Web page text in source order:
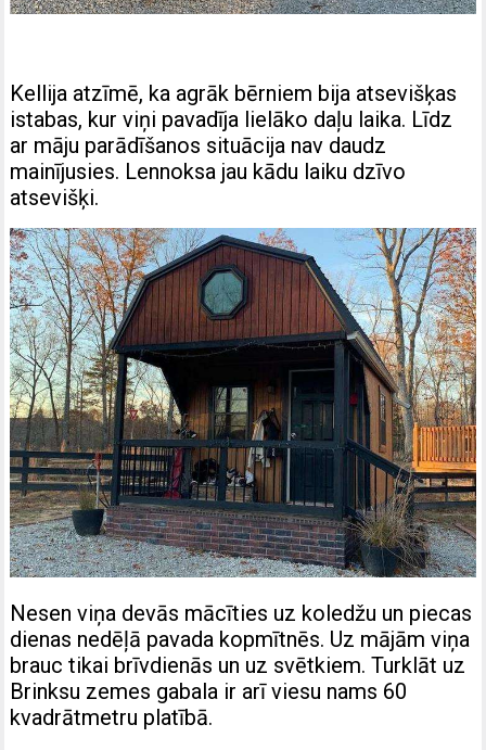
Kellija atzīmē, ka agrāk bērniem bija atsevišķas
istabas, kur viņi pavadīja lielāko daļu laika. Līdz
ar māju parādīšanos situācija nav daudz
mainījusies. Lennoksa jau kādu laiku dzīvo
atsevišķi.
Nesen viņa devās mācīties uz koledžu un piecas
dienas nedēļā pavada kopmītnēs. Uz mājām viņa
brauc tikai brīvdienās un uz svētkiem. Turklāt uz
Brinksu zemes gabala ir arī viesu nams 60
kvadrātmetru platībā.